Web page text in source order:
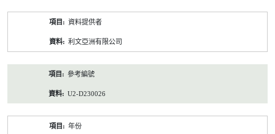
資料提供者
利文亞洲有限公司
參考編號
U2-D230026
年份